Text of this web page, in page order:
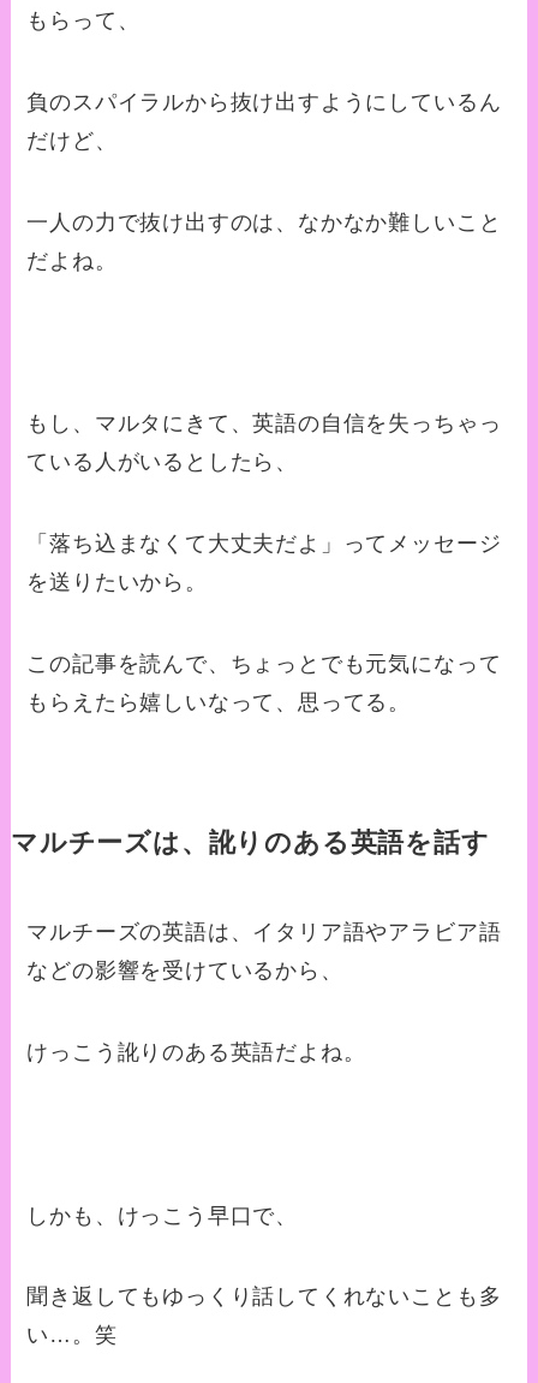
もらって、
負のスパイラルから抜け出すようにしているん
だけど、
一人の力で抜け出すのは、なかなか難しいこと
だよね。
もし、マルタにきて、英語の自信を失っちゃっ
ている人がいるとしたら、
「落ち込まなくて大丈夫だよ」ってメッセージ
を送りたいから。
この記事を読んで、ちょっとでも元気になって
もらえたら嬉しいなって、思ってる。
マルチーズは、訛りのある英語を話す
マルチーズの英語は、イタリア語やアラビア語
などの影響を受けているから、
けっこう訛りのある英語だよね。
しかも、けっこう早口で、
聞き返してもゆっくり話してくれないことも多
い…。笑